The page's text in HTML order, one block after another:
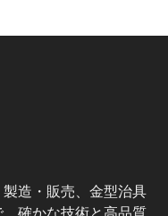
造・販売、金型治具
確かな技術と高品質